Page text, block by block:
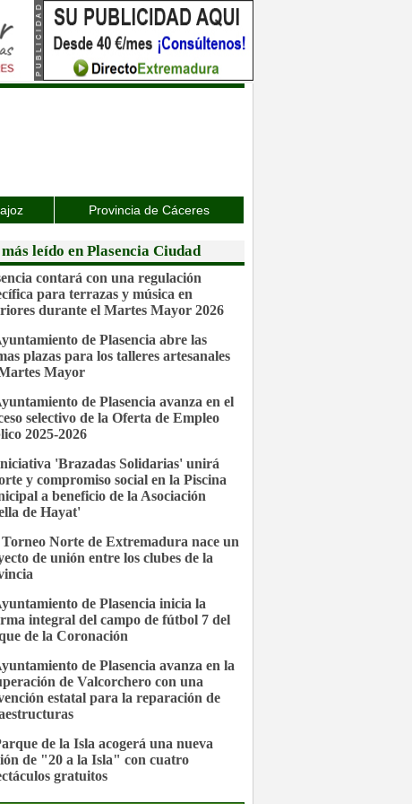
Provincia de Cáceres
leído en Plasencia Ciudad
contará con una regulación
para terrazas y música en
durante el Martes Mayor 2026
de Plasencia abre las
plazas para los talleres artesanales
Mayor
de Plasencia avanza en el
selectivo de la Oferta de Empleo
2025-2026
'Brazadas Solidarias' unirá
y compromiso social en la Piscina
a beneficio de la Asociación
de Hayat'
Norte de Extremadura nace un
de unión entre los clubes de la
de Plasencia inicia la
integral del campo de fútbol 7 del
de la Coronación
de Plasencia avanza en la
de Valcorchero con una
estatal para la reparación de
de la Isla acogerá una nueva
de "20 a la Isla" con cuatro
gratuitos